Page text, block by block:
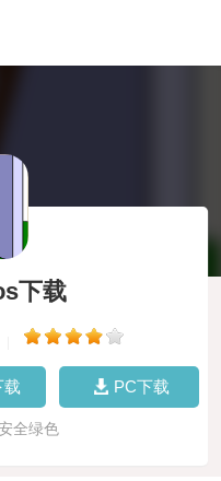
下载
载 PC下载
全绿色